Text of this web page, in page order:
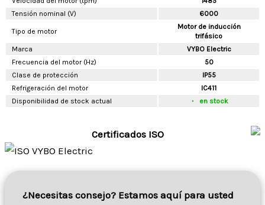
Tensión nominal (V)
6000
Tipo de motor
Motor de inducción
trifásico
Marca
VYBO Electric
Frecuencia del motor (Hz)
50
Clase de protección
IP55
Refrigeración del motor
IC411
Disponibilidad de stock actual
en stock
Certificados ISO
¿Necesitas consejo? Estamos aquí para usted